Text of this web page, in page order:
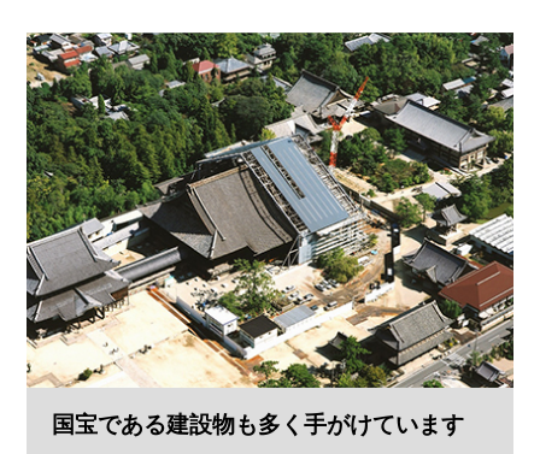
国宝である建設物も多く手がけています